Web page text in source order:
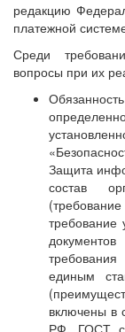
редакцию
платежной
Среди
вопросы при их
Защита
состав
требование
единым
включены в
РФ. ГОСТ